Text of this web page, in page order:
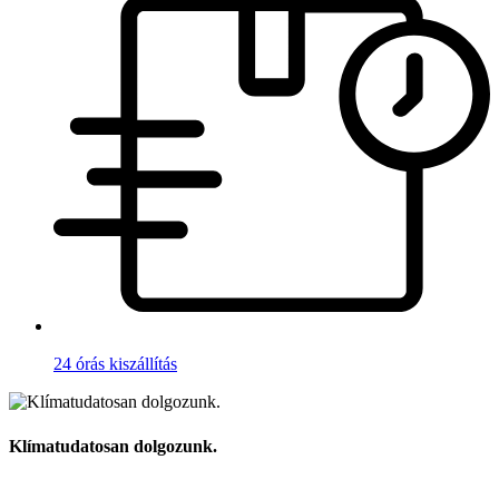
24 órás kiszállítás
Klímatudatosan dolgozunk.